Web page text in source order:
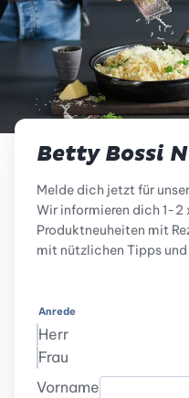
Betty Bossi
Melde dich jetzt für
Wir informieren dich 1-
Produktneuheiten mit
mit nützlichen Tipps
Anrede
Herr
Frau
Vorname